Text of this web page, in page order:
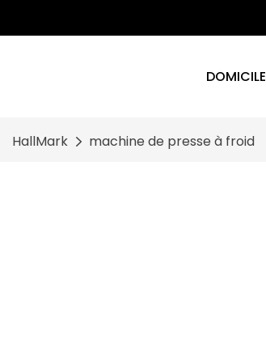
DOMICILE
HallMark machine de presse à froid